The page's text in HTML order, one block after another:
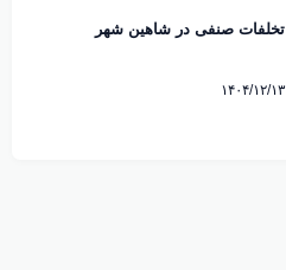
تخلفات صنفی در شاهین شهر
۱۴۰۴/۱۲/۱۳